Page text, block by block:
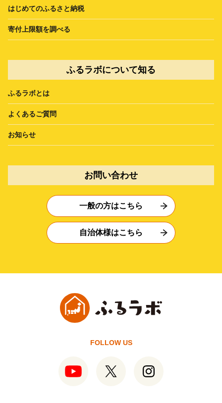
はじめてのふるさと納税
寄付上限額を調べる
ふるラボについて知る
ふるラボとは
よくあるご質問
お知らせ
お問い合わせ
一般の方はこちら
自治体様はこちら
FOLLOW US